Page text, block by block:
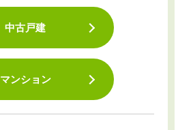
中古戸建
マンション